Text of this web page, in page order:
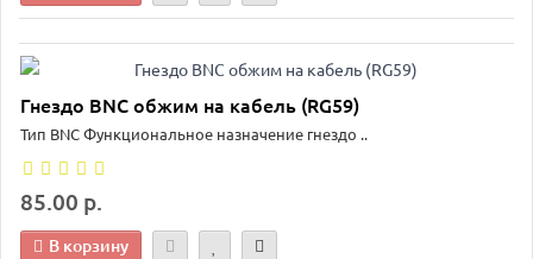
Гнездо BNC обжим на кабель (RG59)
Тип BNC Функциональное назначение гнездо ..
85.00 р.
В корзину